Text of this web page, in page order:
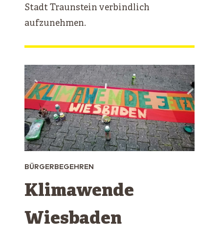
Stadt Traunstein verbindlich
aufzunehmen.
BÜRGERBEGEHREN
Klimawende
Wiesbaden